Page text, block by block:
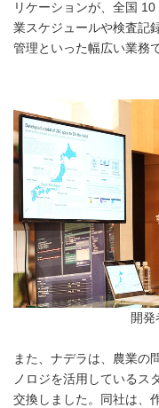
リケーションが、全国
業スケジュールや検査記
管理といった幅広い業務
開発
また、ナデラは、農業の
ノロジを活用しているス
交換しました。同社は、